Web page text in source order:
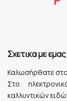
Σχετικα με εμας
Καλωσήρθατε στο
Στο
καλλυντικών